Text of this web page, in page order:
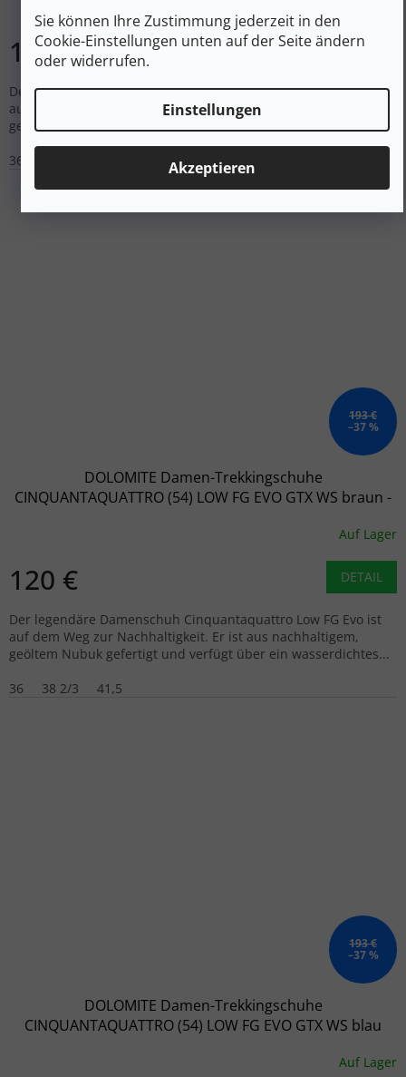
Sie können Ihre Zustimmung jederzeit in den
Cookie-Einstellungen unten auf der Seite ändern
oder widerrufen.
Einstellungen
Akzeptieren
120 € DETAIL
Der legendäre Damenschuh Cinquantaquattro Low FG Evo ist
auf dem Weg zur Nachhaltigkeit. Er ist aus nachhaltigem,
geöltem Nubuk gefertigt und verfügt über ein wasserdichtes...
36 2/3
193 €
–37 %
DOLOMITE Damen-Trekkingschuhe
CINQUANTAQUATTRO (54) LOW FG EVO GTX WS braun -
Auf Lager
120 € DETAIL
Der legendäre Damenschuh Cinquantaquattro Low FG Evo ist
auf dem Weg zur Nachhaltigkeit. Er ist aus nachhaltigem,
geöltem Nubuk gefertigt und verfügt über ein wasserdichtes...
36
38 2/3 41,5
193 €
–37 %
DOLOMITE Damen-Trekkingschuhe
CINQUANTAQUATTRO (54) LOW FG EVO GTX WS blau
Auf Lager